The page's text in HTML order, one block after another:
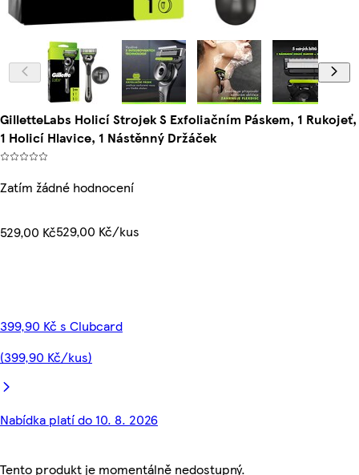
GilletteLabs Holicí Strojek S Exfoliačním Páskem, 1 Rukojeť,
1 Holicí Hlavice, 1 Nástěnný Držáček
Zatím žádné hodnocení
529,00 Kč529,00 Kč/kus
399,90 Kč s Clubcard
(399,90 Kč/kus)
Nabídka platí do 10. 8. 2026
Tento produkt je momentálně nedostupný.